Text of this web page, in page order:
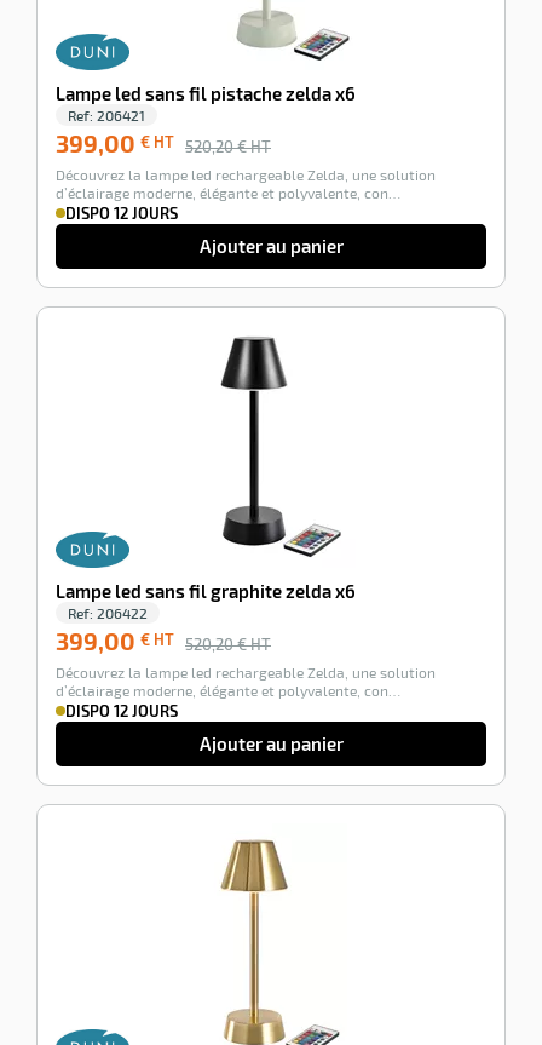
Lampe led sans fil pistache zelda x6
Ref: 206421
399,00 € HT 520,20 € HT
Découvrez la lampe led rechargeable Zelda, une solution
d’éclairage moderne, élégante et polyvalente, con…
DISPO 12 JOURS
Ajouter au panier
Lampe led sans fil graphite zelda x6
Ref: 206422
399,00 € HT 520,20 € HT
Découvrez la lampe led rechargeable Zelda, une solution
d’éclairage moderne, élégante et polyvalente, con…
DISPO 12 JOURS
Ajouter au panier